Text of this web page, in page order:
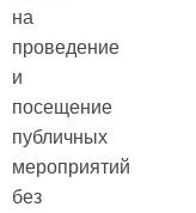
на
проведение
и
посещение
публичных
мероприятий
без